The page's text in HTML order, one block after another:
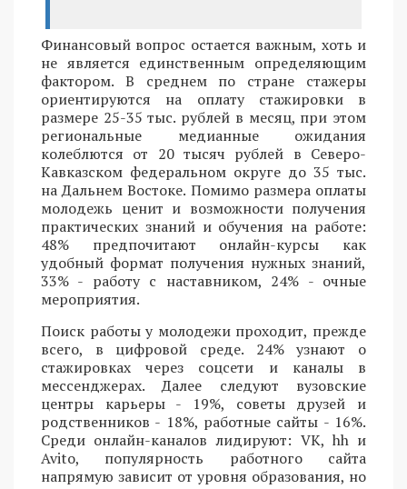
Финансовый вопрос остается важным, хоть и
не является единственным определяющим
фактором. В среднем по стране стажеры
ориентируются на оплату стажировки в
размере 25-35 тыс. рублей в месяц, при этом
региональные медианные ожидания
колеблются от 20 тысяч рублей в Северо-
Кавказском федеральном округе до 35 тыс.
на Дальнем Востоке. Помимо размера оплаты
молодежь ценит и возможности получения
практических знаний и обучения на работе:
48% предпочитают онлайн-курсы как
удобный формат получения нужных знаний,
33% - работу с наставником, 24% - очные
мероприятия.
Поиск работы у молодежи проходит, прежде
всего, в цифровой среде. 24% узнают о
стажировках через соцсети и каналы в
мессенджерах. Далее следуют вузовские
центры карьеры - 19%, советы друзей и
родственников - 18%, работные сайты - 16%.
Среди онлайн-каналов лидируют: VK, hh и
Avito, популярность работного сайта
напрямую зависит от уровня образования, но